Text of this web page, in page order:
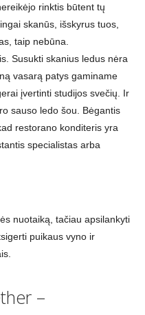
rinktis būtent tų
skanūs, išskyrus tuos,
taip nebūna.
Susukti skanius ledus nėra
vasarą patys gaminame
įvertinti studijos svečių. Ir
sauso ledo šou. Bėgantis
restorano konditeris yra
specialistas arba
nuotaiką, tačiau apsilankyti
puikaus vyno ir
–